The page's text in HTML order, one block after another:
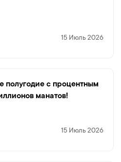
15 Июль 2026
полугодие с процентным
манатов!
15 Июль 2026